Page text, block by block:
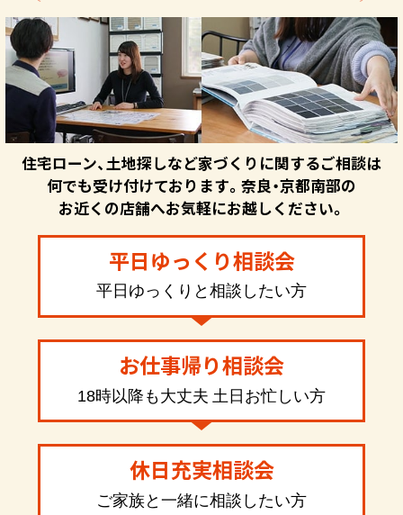
住宅ローン、土地探しなど家づくりに関するご相談は
何でも受け付けております。奈良・京都南部の
お近くの店舗へお気軽にお越しください。
平日ゆっくり相談会
平日ゆっくりと相談したい方
お仕事帰り相談会
18時以降も大丈夫 土日お忙しい方
休日充実相談会
ご家族と一緒に相談したい方